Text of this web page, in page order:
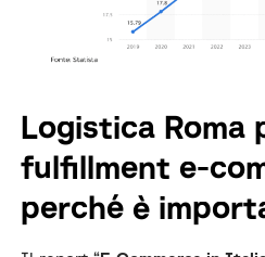
Logistica Roma
fulfillment e-
perché è